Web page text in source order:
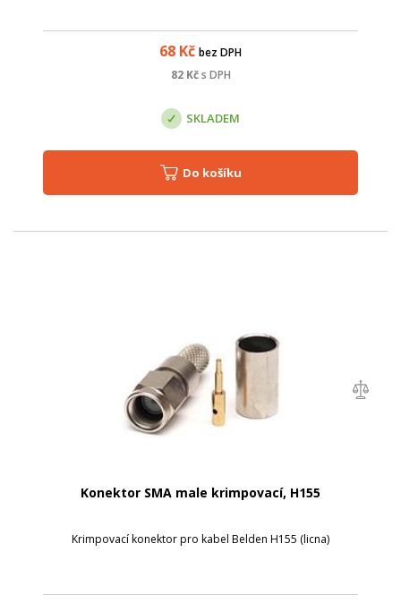
68 Kč bez DPH
82Kč s DPH
SKLADEM
Do košíku
Konektor SMA male krimpovací, H155
Krimpovací konektor pro kabel Belden H155 (licna)